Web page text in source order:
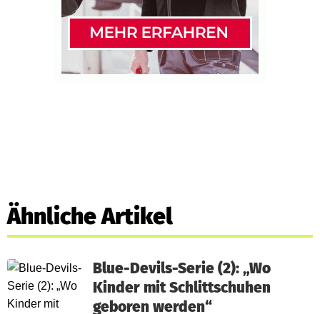
Ähnliche Artikel
Blue-Devils-Serie (2): „Wo
Kinder mit Schlittschuhen
geboren werden“